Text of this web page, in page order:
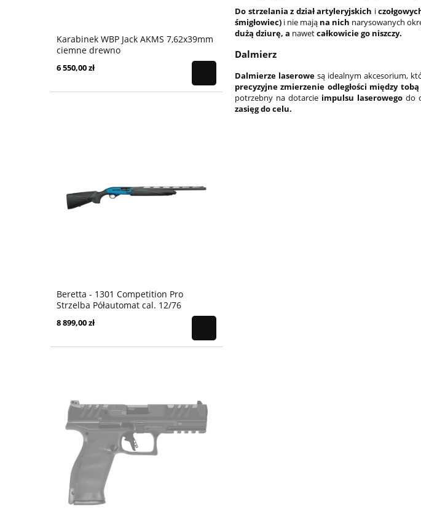
Karabinek WBP Jack AKMS 7,62x39mm
ciemne drewno
6 550,00 zł
Beretta - 1301 Competition Pro
Strzelba Półautomat cal. 12/76
8 899,00 zł
Do strzelania z dział artyleryjskich i
śmigłowiec) i nie mają na nich narysowanych
dużą dziurę, a nawetcałkowicie go niszczy.
Dalmierz
Dalmierze laserowe są idealnym akcesorium,
precyzyjne zmierzenie odległości między
potrzebny na dotarcie impulsu laserowego do
zasięg do celu.